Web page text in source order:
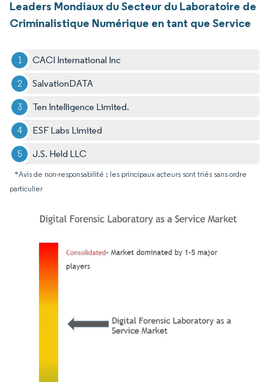
Leaders Mondiaux du Secteur du Laboratoire de
Criminalistique Numérique en tant que Service
CACI International Inc
SalvationDATA
Ten Intelligence Limited.
ESF Labs Limited
J.S. Held LLC
*Avis de non-responsabilité : les principaux acteurs sont triés sans ordre
particulier